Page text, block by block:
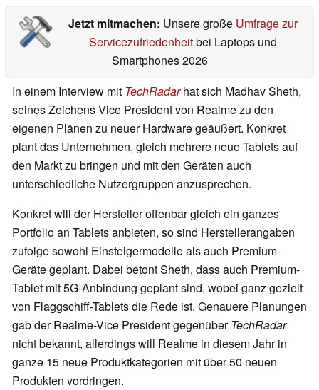
Jetzt mitmachen: Unsere große Umfrage zur
Servicezufriedenheitbei Laptops und
Smartphones 2026
In einem Interview mit TechRadar hat sich Madhav Sheth,
seines Zeichens Vice President von Realme zu den
eigenen Plänen zu neuer Hardware geäußert. Konkret
plant das Unternehmen, gleich mehrere neue Tablets auf
den Markt zu bringen und mit den Geräten auch
unterschiedliche Nutzergruppen anzusprechen.
Konkret will der Hersteller offenbar gleich ein ganzes
Portfolio an Tablets anbieten, so sind Herstellerangaben
zufolge sowohl Einsteigermodelle als auch Premium-
Geräte geplant. Dabei betont Sheth, dass auch Premium-
Tablet mit 5G-Anbindung geplant sind, wobei ganz gezielt
von Flaggschiff-Tablets die Rede ist. Genauere Planungen
gab der Realme-Vice President gegenüberTechRadar
nicht bekannt, allerdings will Realme in diesem Jahr in
ganze 15 neue Produktkategorien mit über 50 neuen
Produkten vordringen.